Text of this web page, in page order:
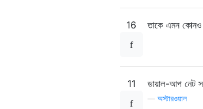
16 তাকে এমন কোনও
11 ডায়াল-আপ নেট
অস্টারওয়াল